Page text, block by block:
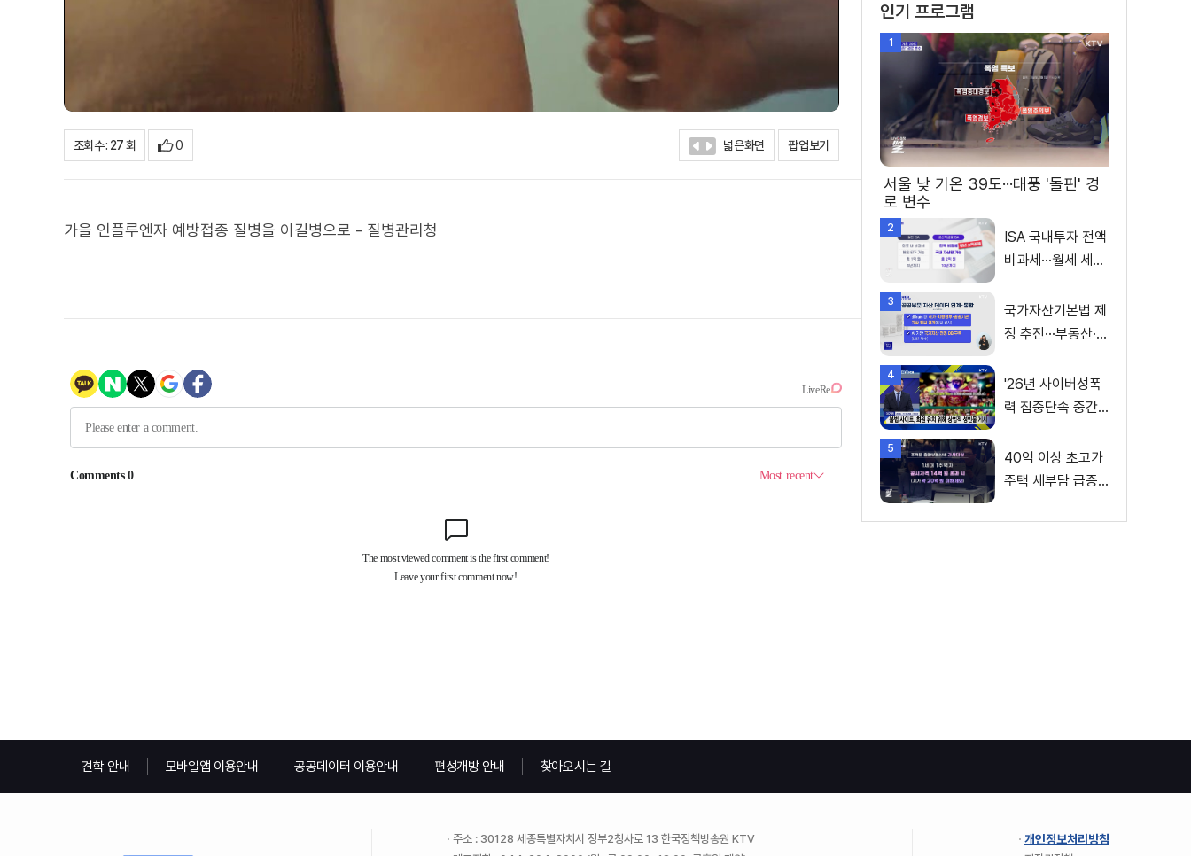
조회수 : 27 회 0 넓은화면 팝업보기
가을 인플루엔자 예방접종 질병을 이길병으로 - 질병관리청
인기 프로그램
1
서울 낮 기온 39도···태풍 '돌핀' 경
로 변수
2
ISA 국내투자 전액
비과세···월세 세액
3
국가자산기본법 제
정 추진···부동산·주
4
'26년 사이버성폭
력 집중단속 중간
진계획은?
5
40억 이상 초고가
주택 세부담 급증···
화
견학 안내 모바일앱 이용안내 공공데이터 이용안내 편성개방 안내 찾아오시는 길
주소 : 30128 세종특별자치시 정부2청사로 13 한국정책방송원 KTV
개인정보처리방침